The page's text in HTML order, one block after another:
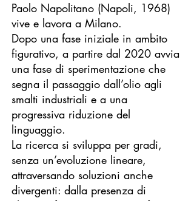
Paolo Napolitano (Napoli, 1968)
vive e lavora a Milano.
Dopo una fase iniziale in ambito
figurativo, a partire dal 2020 avvia
una fase di sperimentazione che
segna il passaggio dall’olio agli
smalti industriali e a una
progressiva riduzione del
linguaggio.
La ricerca si sviluppa per gradi,
senza un’evoluzione lineare,
attraversando soluzioni anche
divergenti: dalla presenza di